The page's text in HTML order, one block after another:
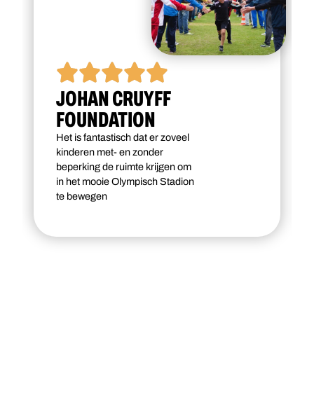
JOHAN CRUYFF
FOUNDATION
Het is fantastisch dat er zoveel
kinderen met- en zonder
beperking de ruimte krijgen om
in het mooie Olympisch Stadion
te bewegen